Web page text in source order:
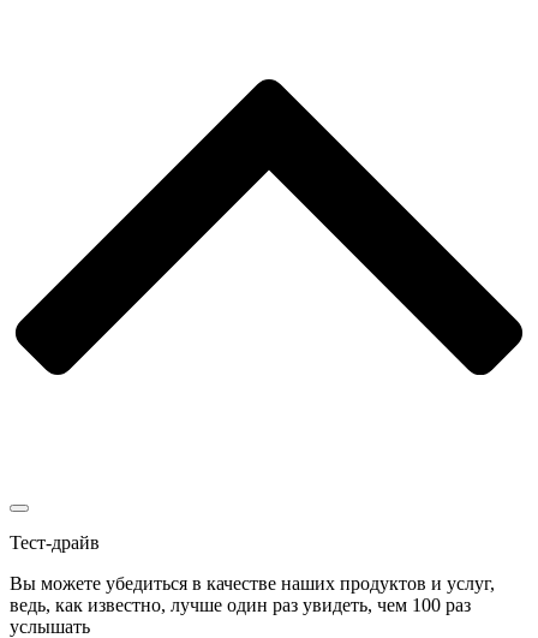
Тест-драйв
Вы можете убедиться в качестве наших продуктов и услуг,
ведь, как известно, лучше один раз увидеть, чем 100 раз
услышать